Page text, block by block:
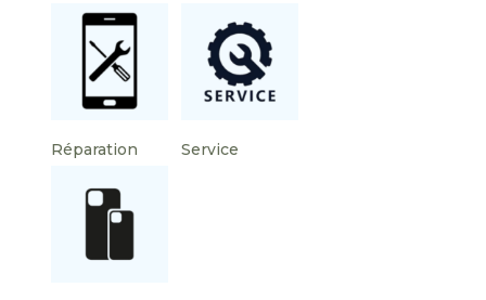
Réparation Service